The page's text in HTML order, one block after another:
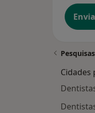
Cidades